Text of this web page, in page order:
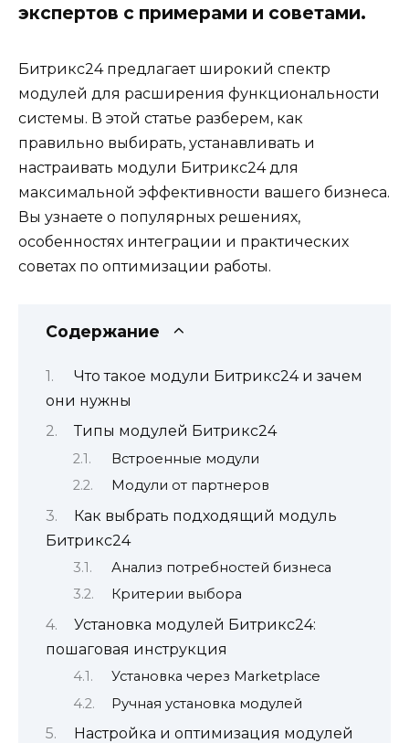
экспертов с примерами и советами.
Битрикс24 предлагает широкий спектр
модулей для расширения функциональности
системы. В этой статье разберем, как
правильно выбирать, устанавливать и
настраивать модули Битрикс24 для
максимальной эффективности вашего бизнеса.
Вы узнаете о популярных решениях,
особенностях интеграции и практических
советах по оптимизации работы.
Содержание
Что такое модули Битрикс24 и зачем
они нужны
Типы модулей Битрикс24
Встроенные модули
Модули от партнеров
Как выбрать подходящий модуль
Битрикс24
Анализ потребностей бизнеса
Критерии выбора
Установка модулей Битрикс24:
пошаговая инструкция
Установка через Marketplace
Ручная установка модулей
Настройка и оптимизация модулей